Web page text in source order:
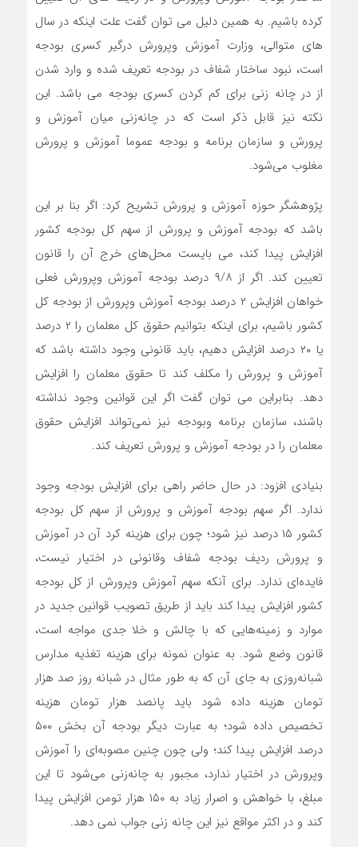
کرده باشیم. به همین دلیل می توان گفت علت اینکه در سال
های متوالی، وزارت آموزش وپرورش درگیر کسری بودجه
است، نبود ساختار شفاف در بودجه تعریف شده و وارد شدن
از در چانه زنی برای کم کردن کسری بودجه می باشد. این
نکته نیز قابل ذکر است که در چانه‌زنی میان آموزش و
پرورش و سازمان برنامه و بودجه عموما آموزش و پرورش
مغلوب می‌شود.
پژوهشگر حوزه آموزش و پرورش تشریح کرد: اگر بنا بر این
باشد که بودجه آموزش و پرورش از سهم کل بودجه کشور
افزایش پیدا کند، می بایست محل‌های خرج آن را قانون
تعیین کند. اگر از ۹/۸ درصد بودجه آموزش وپرورش فعلی
خواهان افزایش ۲ درصد بودجه آموزش وپرورش از بودجه کل
کشور باشیم، برای اینکه بتوانیم حقوق کل معلمان را ۲ درصد
یا ۲۰ درصد افزایش دهیم، باید قانونی وجود داشته باشد که
آموزش و پرورش را مکلف کند تا حقوق معلمان را افزایش
دهد. بنابراین می توان گفت اگر این قوانین وجود نداشته
باشند، سازمان برنامه وبودجه نیز نمی‌تواند افزایش حقوق
معلمان را در بودجه آموزش و پرورش تعریف کند.
بنیادی افزود: در حال حاضر راهی برای افزایش بودجه وجود
ندارد‌. اگر سهم بودجه آموزش و پرورش از سهم کل بودجه
کشور ۱۵ درصد نیز شود؛ چون برای هزینه کرد آن در آموزش
و پرورش ردیف بودجه شفاف وقانونی در اختیار نیست،
فایده‌ای ندارد. برای آنکه سهم آموزش وپرورش از کل بودجه
کشور افزایش پیدا کند باید از طریق تصویب قوانین جدید در
موارد و زمینه‌هایی که با چالش و خلا جدی مواجه است،
قانون وضع شود. به عنوان نمونه برای هزینه تغذیه مدارس
شبانه‌روزی به جای آن که به طور مثال در شبانه روز صد هزار
تومان هزینه داده شود باید پانصد هزار تومان هزینه
تخصیص داده شود؛ به عبارت دیگر بودجه آن بخش ۵۰۰
درصد افزایش پیدا کند؛ ولی چون چنین مصوبه‌ای را آموزش
وپرورش در اختیار ندارد، مجبور به چانه‌زنی می‌شود تا این
مبلغ، با خواهش و اصرار زیاد به ۱۵۰ هزار تومن افزایش پیدا
کند و در اکثر مواقع نیز این چانه زنی جواب نمی دهد.